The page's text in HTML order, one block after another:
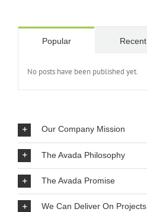
Popular Recent
No posts have been published yet.
Our Company Mission
The Avada Philosophy
The Avada Promise
We Can Deliver On Projects